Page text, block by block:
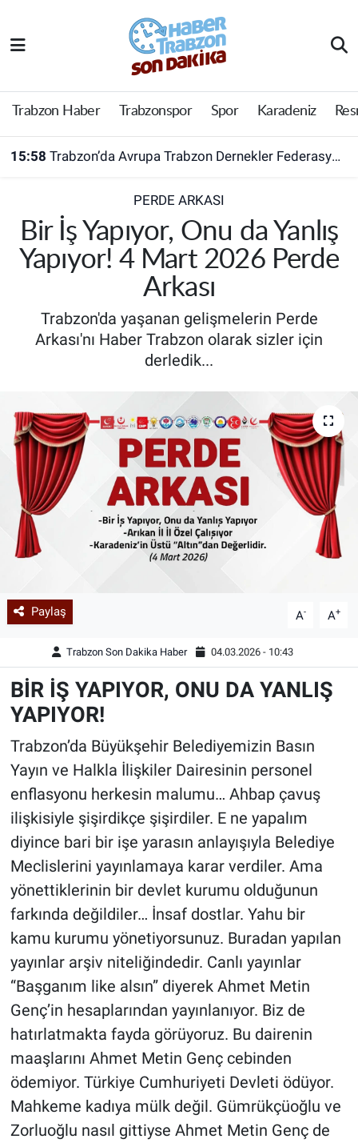
Trabzon Haber Trabzonspor Spor Karadeniz
15:58 Trabzon’da Avrupa Trabzon Dernekler Federasyonu açıldı
PERDE ARKASI
Bir İş Yapıyor, Onu da Yanlış
Yapıyor! 4 Mart 2026 Perde
Arkası
Trabzon'da yaşanan gelişmelerin Perde
Arkası'nı Haber Trabzon olarak sizler için
derledik...
Paylaş A- A+
Trabzon Son Dakika Haber 04.03.2026 - 10:43
BİR İŞ YAPIYOR, ONU DA YANLIŞ
YAPIYOR!
Trabzon’da Büyükşehir Belediyemizin Basın
Yayın ve Halkla İlişkiler Dairesinin personel
enflasyonu herkesin malumu… Ahbap çavuş
ilişkisiyle şişirdikçe şişirdiler. E ne yapalım
diyince bari bir işe yarasın anlayışıyla Belediye
Meclislerini yayınlamaya karar verdiler. Ama
yönettiklerinin bir devlet kurumu olduğunun
farkında değildiler… İnsaf dostlar. Yahu bir
kamu kurumu yönetiyorsunuz. Buradan yapılan
yayınlar arşiv niteliğindedir. Canlı yayınlar
“Başganım like alsın” diyerek Ahmet Metin
Genç’in hesaplarından yayınlanıyor. Biz de
hatırlatmakta fayda görüyoruz. Bu dairenin
maaşlarını Ahmet Metin Genç cebinden
ödemiyor. Türkiye Cumhuriyeti Devleti ödüyor.
Mahkeme kadıya mülk değil. Gümrükçüoğlu ve
Zorluoğlu nasıl gittiyse Ahmet Metin Genç de
Trabzon Haber
Trabzonspor
Resmi Reklam
Yazarlar
Trabzon Nöbetçi Eczaneler
Trabzon Hava Durumu
Süper Lig Puan Durumu ve Fikstür
Tüm Manşetler
Haber Arşivi